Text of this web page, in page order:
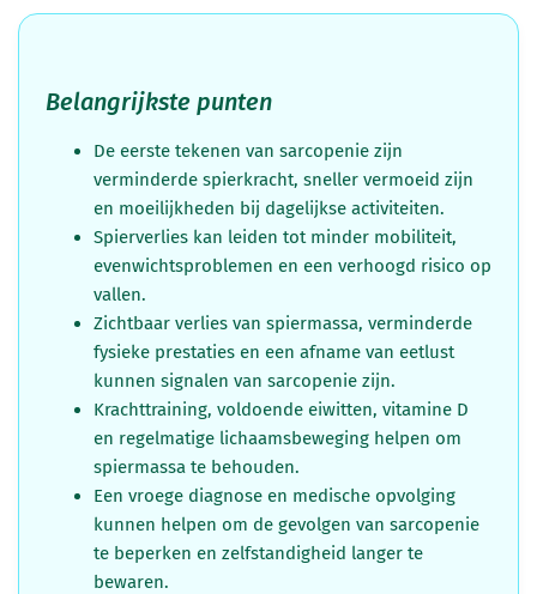
Belangrijkste punten
De eerste tekenen van sarcopenie zijn
verminderde spierkracht, sneller vermoeid zijn
en moeilijkheden bij dagelijkse activiteiten.
Spierverlies kan leiden tot minder mobiliteit,
evenwichtsproblemen en een verhoogd risico op
vallen.
Zichtbaar verlies van spiermassa, verminderde
fysieke prestaties en een afname van eetlust
kunnen signalen van sarcopenie zijn.
Krachttraining, voldoende eiwitten, vitamine D
en regelmatige lichaamsbeweging helpen om
spiermassa te behouden.
Een vroege diagnose en medische opvolging
kunnen helpen om de gevolgen van sarcopenie
te beperken en zelfstandigheid langer te
bewaren.